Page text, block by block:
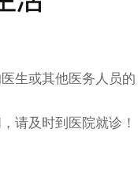
生或其他医务人员的
请及时到医院就诊！